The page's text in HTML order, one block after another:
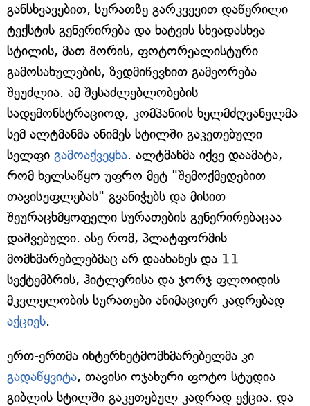
განსხვავებით, სურათზე გარკვევით დაწერილი
ტექსტის გენერირება და ხატვის სხვადასხვა
სტილის, მათ შორის, ფოტორეალისტური
გამოსახულების, ზედმიწევნით გამეორება
შეუძლია. ამ შესაძლებლობების
სადემონსტრაციოდ, კომპანიის ხელმძღვანელმა
სემ ალტმანმა ანიმეს სტილში გაკეთებული
სელფი გამოაქვეყნა. ალტმანმა იქვე დაამატა,
რომ ხელსაწყო უფრო მეტ "შემოქმედებით
თავისუფლებას" გვანიჭებს და მისით
შეურაცხმყოფელი სურათების გენერირებაცაა
დაშვებული. ასე რომ, პლატფორმის
მომხმარებლებმაც არ დაახანეს და 11
სექტემბრის, ჰიტლერისა და ჯორჯ ფლოიდის
მკვლელობის სურათები ანიმაციურ კადრებად
აქციეს.
ერთ-ერთმა ინტერნეტმომხმარებელმა კი
გადაწყვიტა, თავისი ოჯახური ფოტო სტუდია
გიბლის სტილში გაკეთებულ კადრად ექცია. და